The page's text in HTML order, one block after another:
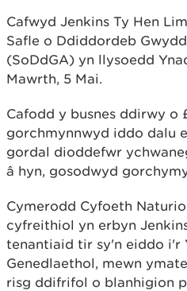
Cafwyd Jenkins Ty Hen
Safle o Ddiddordeb
(SoDdGA) yn llysoedd
Mawrth, 5 Mai.
Cafodd y busnes ddirwy o
gorchmynnwyd iddo dalu
gordal dioddefwr
â hyn, gosodwyd
Cymerodd Cyfoeth
cyfreithiol yn erbyn
tenantiaid tir sy'n eiddo i'r
Genedlaethol, mewn
risg ddifrifol o blanhigion